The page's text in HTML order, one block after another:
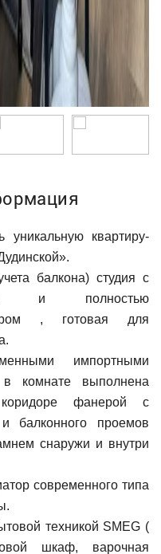
уникальную квартиру-
балкона) студия с
и полностью
, готовая для
импортными
в комнате выполнена
фанерой с
балконного проемов
снаружи и внутри
современного типа
техникой SMEG (
шкаф, варочная